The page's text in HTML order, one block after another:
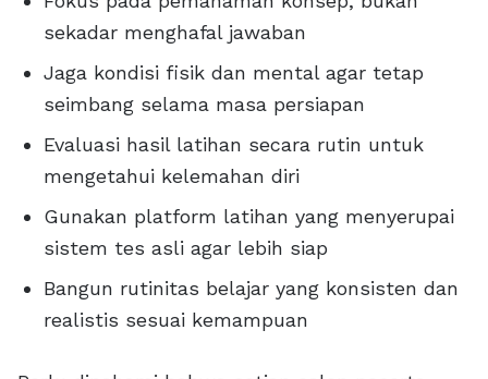
sekadar menghafal jawaban
Jaga kondisi fisik dan mental agar tetap
seimbang selama masa persiapan
Evaluasi hasil latihan secara rutin untuk
mengetahui kelemahan diri
Gunakan platform latihan yang menyerupai
sistem tes asli agar lebih siap
Bangun rutinitas belajar yang konsisten dan
realistis sesuai kemampuan